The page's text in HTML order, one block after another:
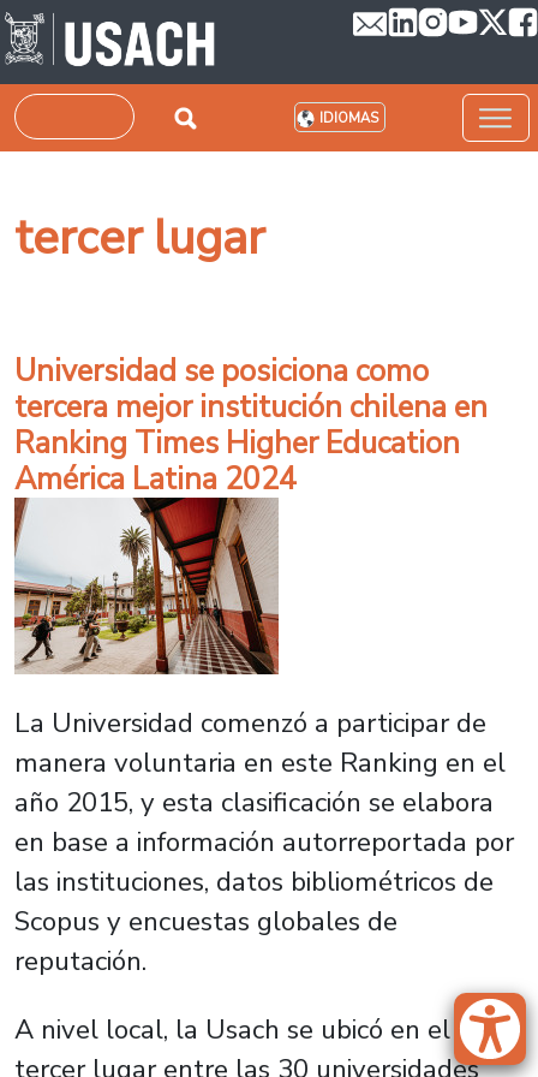
Pasar al contenido principal
Buscar IDIOMAS
tercer lugar
Universidad se posiciona como
tercera mejor institución chilena en
Ranking Times Higher Education
América Latina 2024
La Universidad comenzó a participar de
manera voluntaria en este Ranking en el
año 2015, y esta clasificación se elabora
en base a información autorreportada por
las instituciones, datos bibliométricos de
Scopus y encuestas globales de
reputación.
A nivel local, la Usach se ubicó en el
tercer lugar entre las 30 universidades